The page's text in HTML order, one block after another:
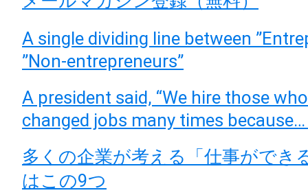
A single dividing line between
”Non-entrepreneurs”
A president said, “We hire those
changed jobs many times because…
多くの企業が考える「仕事ができ
はこの9つ